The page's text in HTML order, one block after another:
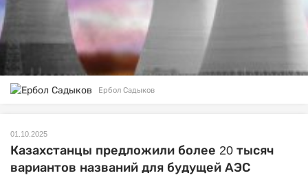
Ербол Садыков
01.10.2025
Казахстанцы предложили более 20 тысяч
вариантов названий для будущей АЭС